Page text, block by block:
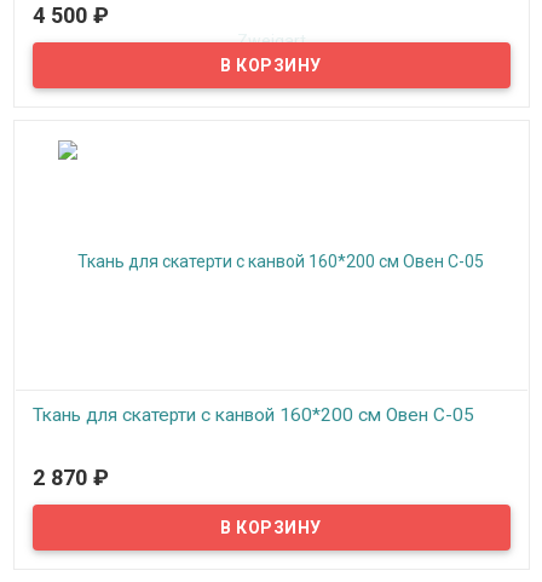
В наличии
Ткань - канва для скатерти Favorit белого цвета с круглыми
вставками канвы для вышивки, красивый жаккардовый рисунок
с бабочками обрамляет круги с канвой и край ткани.
4 500 ₽
Ткань для скатерти с канвой 160*200 см Овен С-05
периметру края шириной 20 см, на которых необходимо вышить
рисунок. Получится красивая, эксклюзивная скатерть на
2 870 ₽